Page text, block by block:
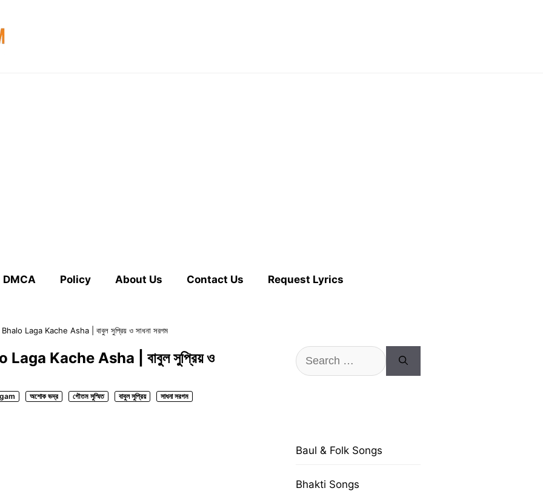
DMCA Policy About Us Contact Us Request Lyrics
Bhalo Laga Kache Asha | বাবুল সুপ্রিয় ও সাধনা সরগম
Laga Kache Asha | বাবুল সুপ্রিয় ও
অশোক ভদ্র গৌতম সুস্মিত বাবুল সুপ্রিয় সাধনা সরগম
Search
for:
Baul & Folk Songs
Bhakti Songs